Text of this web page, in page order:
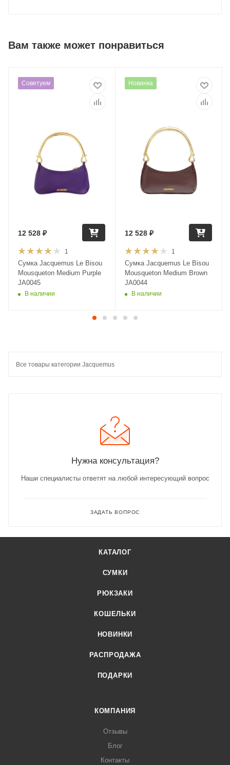
Вам также может понравиться
Советуем
1
Сумка Jacquemus Le Bisou
Mousqueton Medium Purple
JA0045
В наличии
12 528 ₽
Новинка
1
Сумка Jacquemus Le Bisou
Mousqueton Medium Brown
JA0044
В наличии
12 528 ₽
Все товары категории Jacquemus
Нужна консультация?
Наши специалисты ответят на любой интересующий вопрос
ЗАДАТЬ ВОПРОС
КАТАЛОГ
СУМКИ
РЮКЗАКИ
КОШЕЛЬКИ
НОВИНКИ
РАСПРОДАЖА
ПОДАРКИ
КОМПАНИЯ
Отзывы
Блог
Контакты